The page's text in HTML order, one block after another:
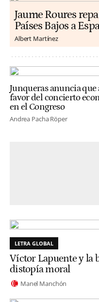
Jaume Roures
Países Bajos a
Albert Martínez
Junqueras anuncia
favor del concierto
en el Congreso
Andrea Pacha Röper
LETRA GLOBAL
Víctor Lapuente y la
distopía moral
Manel Manchón